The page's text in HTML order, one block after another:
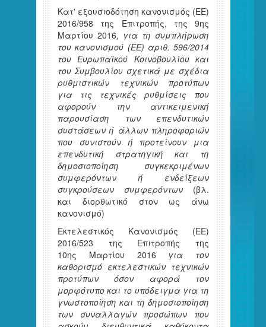
Κατ' εξουσιοδότηση κανονισμός (ΕΕ)
2016/958 της Επιτροπής, της 9ης
Μαρτίου 2016, για τη συμπλήρωση
του κανονισμού (ΕΕ) αριθ. 596/2014
του Ευρωπαϊκού Κοινοβουλίου και
του Συμβουλίου σχετικά με σχέδια
ρυθμιστικών τεχνικών προτύπων
για τις τεχνικές ρυθμίσεις που
αφορούν την αντικειμενική
παρουσίαση των επενδυτικών
συστάσεων ή άλλων πληροφοριών
που συνιστούν ή προτείνουν μια
επενδυτική στρατηγική και τη
δημοσιοποίηση συγκεκριμένων
συμφερόντων ή ενδείξεων
συγκρούσεων συμφερόντων (βλ.
και διορθωτικό στον ως άνω
κανονισμό)
Εκτελεστικός Κανονισμός (ΕΕ)
2016/523 της Επιτροπής της
10ης Μαρτίου 2016 για τον
καθορισμό εκτελεστικών τεχνικών
προτύπων όσον αφορά τον
μορφότυπο και το υπόδειγμα για τη
γνωστοποίηση και τη δημοσιοποίηση
των συναλλαγών προσώπων που